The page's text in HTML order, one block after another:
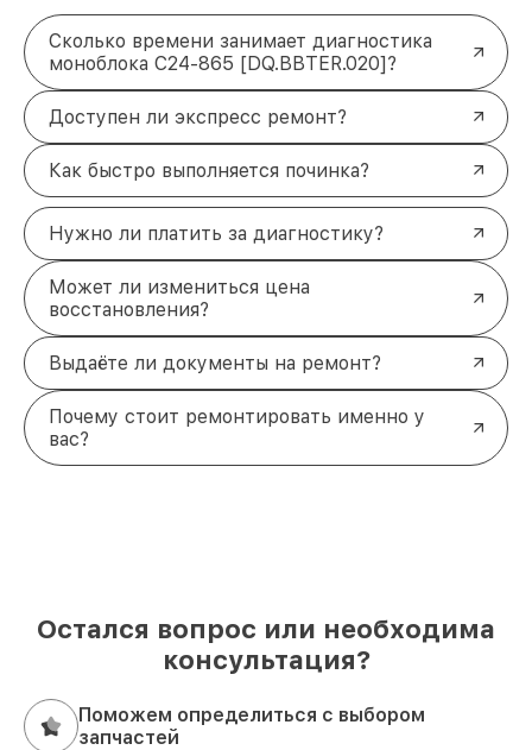
Сколько времени занимает диагностика
моноблока C24-865 [DQ.BBTER.020]?
Доступен ли экспресс ремонт?
Как быстро выполняется починка?
Нужно ли платить за диагностику?
Может ли измениться цена
восстановления?
Выдаёте ли документы на ремонт?
Почему стоит ремонтировать именно у
вас?
Остался вопрос или необходима
консультация?
Поможем определиться с выбором
запчастей